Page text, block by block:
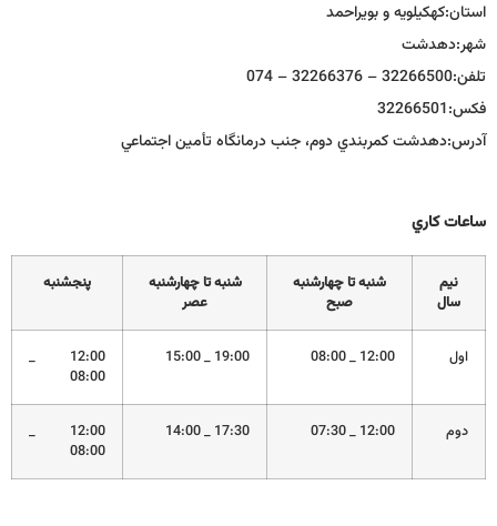
استان:كهكيلويه و بويراحمد
شهر:دهدشت
تلفن:32266500 – 32266376 – 074
فكس:32266501
آدرس:دهدشت کمربندي دوم، جنب درمانگاه تأمين اجتماعي
ساعات كاري
نيم
سال
شنبه تا چهارشنبه
صبح
شنبه تا چهارشنبه
عصر
پنجشنبه
اول 12:00 _ 08:00
19:00 _ 15:00
12:00 _
08:00
دوم 12:00 _ 07:30
17:30 _ 14:00
12:00 _
08:00